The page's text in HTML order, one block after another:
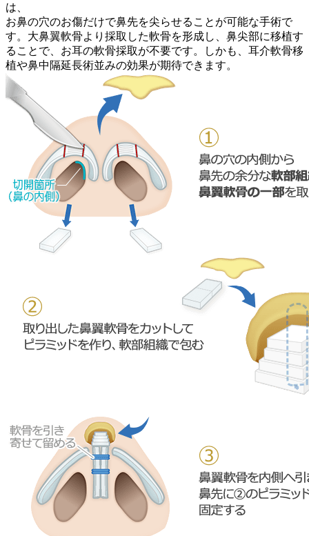
は、
お鼻の穴のお傷だけで鼻先を尖らせることが可能な手術で
す。大鼻翼軟骨より採取した軟骨を形成し、鼻尖部に移植す
ることで、お耳の軟骨採取が不要です。しかも、耳介軟骨移
植や鼻中隔延長術並みの効果が期待できます。